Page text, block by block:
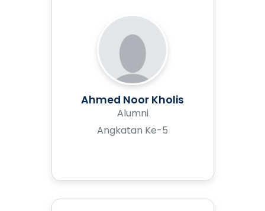
Ahmed Noor Kholis
Alumni
Angkatan Ke-5